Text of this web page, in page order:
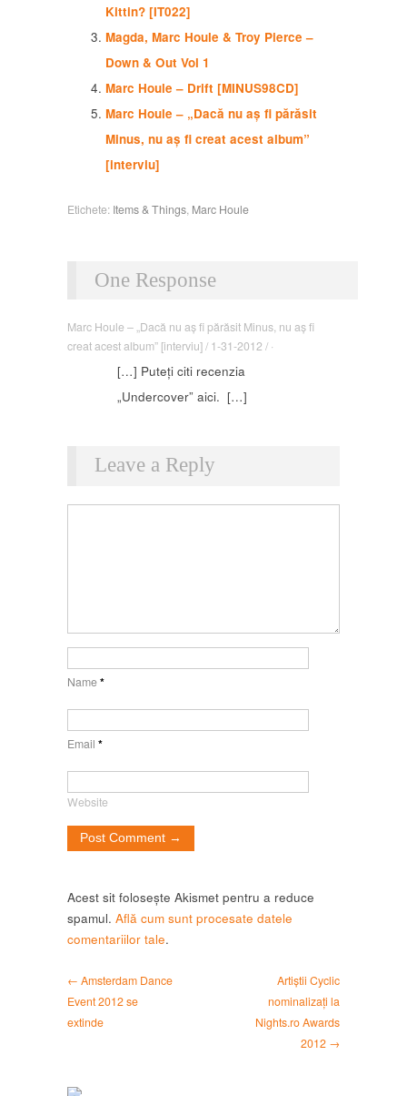
Kittin? [IT022]
Magda, Marc Houle & Troy Pierce –
Down & Out Vol 1
Marc Houle – Drift [MINUS98CD]
Marc Houle – „Dacă nu aș fi părăsit
Minus, nu aș fi creat acest album”
[interviu]
Etichete: Items & Things, Marc Houle
One Response
Marc Houle – „Dacă nu aș fi părăsit Minus, nu aș fi
creat acest album” [interviu] / 1-31-2012 / ·
[…] Puteți citi recenzia
„Undercover” aici. […]
Leave a Reply
Name*
Email *
Website
Acest sit folosește Akismet pentru a reduce
spamul. Află cum sunt procesate datele
comentariilor tale.
← Amsterdam Dance
Event 2012 se
extinde
Artiștii Cyclic
nominalizați la
Nights.ro Awards
2012 →